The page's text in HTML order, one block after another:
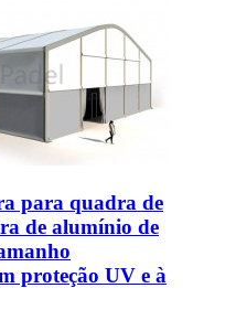
para quadra de
de alumínio de
proteção UV e à